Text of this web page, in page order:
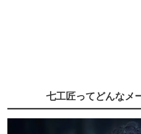
七工匠ってどんなメ